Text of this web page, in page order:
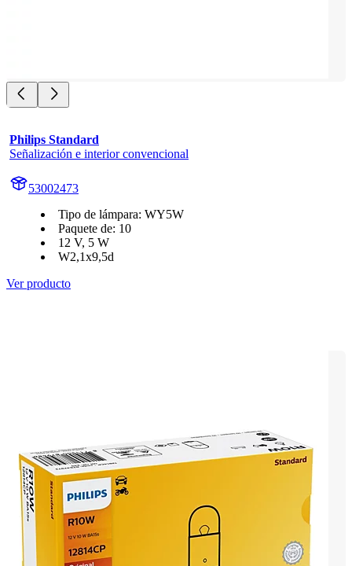
Philips Standard
Señalización e interior convencional
53002473
Tipo de lámpara: WY5W
Paquete de: 10
12 V, 5 W
W2,1x9,5d
Ver producto